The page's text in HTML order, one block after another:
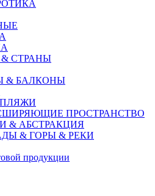
СТРАНЫ
& БАЛКОНЫ
ПРОСТРАНСТВО
& АБСТРАКЦИЯ
& ГОРЫ & РЕКИ
продукции